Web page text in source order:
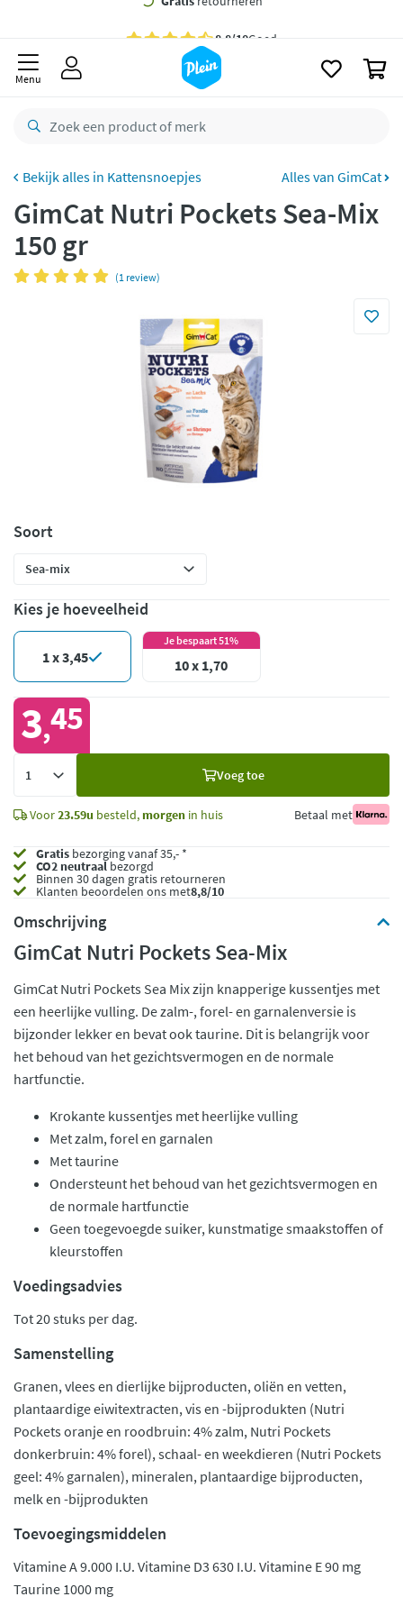
besteld,
retourneren
CO2 neutraal
Betaal met Klarna
Menu
Kattensnoepjes Alles van GimCat
GimCat Nutri Pockets Sea-Mix
150 gr
(1 review)
Soort
Kies je hoeveelheid
1 x 3,45
Je bespaart 51%
10 x 1,70
3,45
Voeg toe
Voor23.59u besteld, morgen in huis Betaal met
Gratis bezorging vanaf 35,- *
CO2 neutraalbezorgd
Binnen 30 dagen gratis retourneren
Klanten beoordelen ons met8,8/10
Omschrijving
GimCat Nutri Pockets Sea-Mix
GimCat Nutri Pockets Sea Mix zijn knapperige kussentjes met
een heerlijke vulling. De zalm-, forel- en garnalenversie is
bijzonder lekker en bevat ook taurine. Dit is belangrijk voor
het behoud van het gezichtsvermogen en de normale
hartfunctie.
Krokante kussentjes met heerlijke vulling
Met zalm, forel en garnalen
Met taurine
Ondersteunt het behoud van het gezichtsvermogen en
de normale hartfunctie
Geen toegevoegde suiker, kunstmatige smaakstoffen of
kleurstoffen
Voedingsadvies
Tot 20 stuks per dag.
Samenstelling
Granen, vlees en dierlijke bijproducten, oliën en vetten,
plantaardige eiwitextracten, vis en -bijprodukten (Nutri
Pockets oranje en roodbruin: 4% zalm, Nutri Pockets
donkerbruin: 4% forel), schaal- en weekdieren (Nutri Pockets
geel: 4% garnalen), mineralen, plantaardige bijproducten,
melk en -bijprodukten
Toevoegingsmiddelen
Vitamine A 9.000 I.U. Vitamine D3 630 I.U. Vitamine E 90 mg
Taurine 1000 mg